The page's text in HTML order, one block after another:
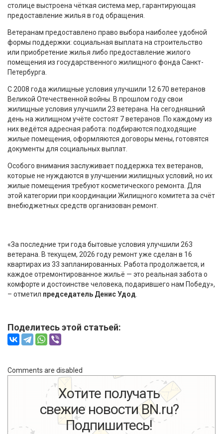
столице выстроена чёткая система мер, гарантирующая
предоставление жилья в год обращения.
Ветеранам предоставлено право выбора наиболее удобной
формы поддержки: социальная выплата на строительство
или приобретение жилья либо предоставление жилого
помещения из государственного жилищного фонда Санкт-
Петербурга.
С 2008 года жилищные условия улучшили 12 670 ветеранов
Великой Отечественной войны. В прошлом году свои
жилищные условия улучшили 23 ветерана. На сегодняшний
день на жилищном учёте состоят 7 ветеранов. По каждому из
них ведётся адресная работа: подбираются подходящие
жилые помещения, оформляются договоры мены, готовятся
документы для социальных выплат.
Особого внимания заслуживает поддержка тех ветеранов,
которые не нуждаются в улучшении жилищных условий, но их
жилые помещения требуют косметического ремонта. Для
этой категории при координации Жилищного комитета за счёт
внебюджетных средств организован ремонт.
«За последние три года бытовые условия улучшили 263
ветерана. В текущем, 2026 году ремонт уже сделан в 16
квартирах из 33 запланированных. Работа продолжается, и
каждое отремонтированное жильё — это реальная забота о
комфорте и достоинстве человека, подарившего нам Победу»,
– отметил председатель Денис Удод
Поделитесь этой статьей:
Comments are disabled
Хотите получать
свежие новости BN.ru?
Подпишитесь!